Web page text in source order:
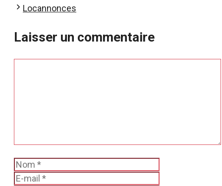
Locannonces
Laisser un commentaire
Nom